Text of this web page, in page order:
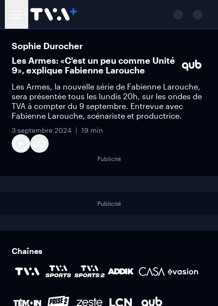
Sophie Durocher
Les Armes: «C'est un peu comme Unité
9», explique Fabienne Larouche
Les Armes, la nouvelle série de Fabienne Larouche,
sera présentée tous les lundis 20h, sur les ondes de
TVA à compter du 9 septembre. Entrevue avec
Fabienne Larouche, scénariste et productrice.
3 septembre 2024 19 min
Publicité
Publicité
Chaînes